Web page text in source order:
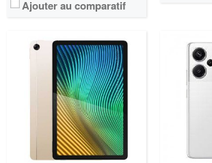
Ajouter au comparatif